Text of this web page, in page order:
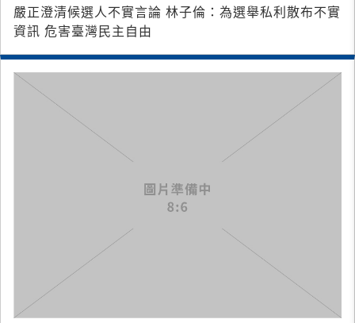
嚴正澄清候選人不實言論 林子倫：為選舉私利散布不實
資訊 危害臺灣民主自由